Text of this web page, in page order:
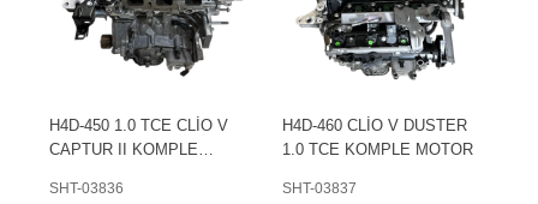
H4D-450 1.0 TCE CLİO V
CAPTUR II KOMPLE
SHT-03836
H4D-460 CLİO V DUSTER
1.0 TCE KOMPLE MOTOR
SHT-03837